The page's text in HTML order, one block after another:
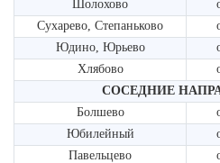
Шолохово
Сухарево, Степаньково
Юдино, Юрьево
Хлябово
СОСЕДНИЕ
Болшево
Юбилейный
Павельцево